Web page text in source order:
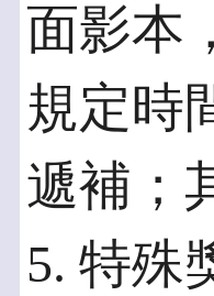
面影本
規定時
遞補；
5. 特殊